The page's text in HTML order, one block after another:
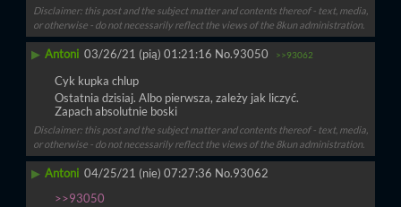
Disclaimer: this post and the subject matter and contents thereof - text, media,
or otherwise - do not necessarily reflect the views of the 8kun administration.
▶ Antoni 03/26/21 (pią) 01:21:16 No.93050 >>93062
Cyk kupka chlup
Ostatnia dzisiaj. Albo pierwsza, zależy jak liczyć.
Zapach absolutnie boski
Disclaimer: this post and the subject matter and contents thereof - text, media,
or otherwise - do not necessarily reflect the views of the 8kun administration.
▶ Antoni 04/25/21 (nie) 07:27:36 No.93062
>>93050